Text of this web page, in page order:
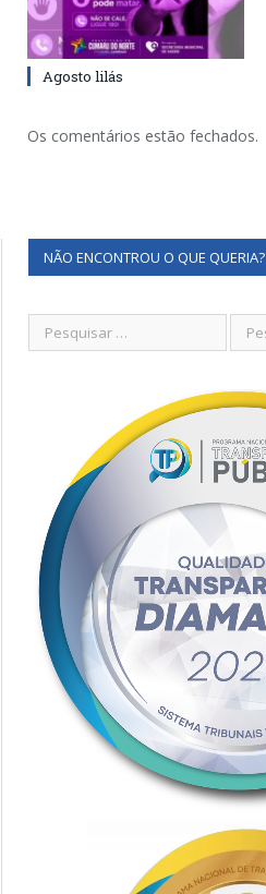
Agosto lilás
Os comentários estão fechados.
NÃO ENCONTROU O QUE QUERIA?